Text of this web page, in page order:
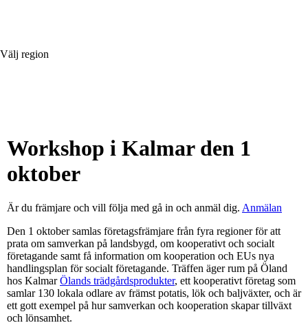
Välj region
Workshop i Kalmar den 1
oktober
Är du främjare och vill följa med gå in och anmäl dig. Anmälan
Den 1 oktober samlas företagsfrämjare från fyra regioner för att
prata om samverkan på landsbygd, om kooperativt och socialt
företagande samt få information om kooperation och EUs nya
handlingsplan för socialt företagande. Träffen äger rum på Öland
hos KalmarÖlands trädgårdsprodukter, ett kooperativt företag som
samlar 130 lokala odlare av främst potatis, lök och baljväxter, och är
ett gott exempel på hur samverkan och kooperation skapar tillväxt
och lönsamhet.